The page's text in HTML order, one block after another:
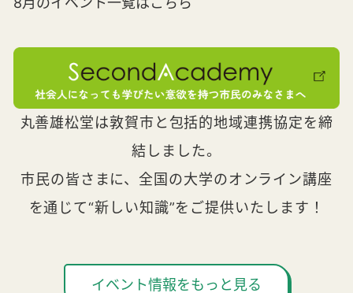
丸善雄松堂は敦賀市と包括的地域連携協定を締
結しました。
市民の皆さまに、全国の大学のオンライン講座
を通じて“新しい知識”をご提供いたします！
イベント情報をもっと見る